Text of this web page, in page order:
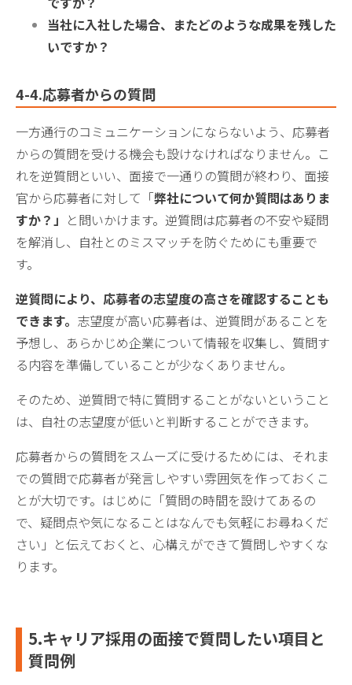
当社に入社した場合、またどのような成果を残した
いですか？
4-4.応募者からの質問
一方通行のコミュニケーションにならないよう、応募者
からの質問を受ける機会も設けなければなりません。こ
れを逆質問といい、面接で一通りの質問が終わり、面接
官から応募者に対して「弊社について何か質問はありま
すか？」 と問いかけます。逆質問は応募者の不安や疑問
を解消し、自社とのミスマッチを防ぐためにも重要で
す。
逆質問により、応募者の志望度の高さを確認することも
できます。 志望度が高い応募者は、逆質問があることを
予想し、あらかじめ企業について情報を収集し、質問す
る内容を準備していることが少なくありません。
そのため、逆質問で特に質問することがないということ
は、自社の志望度が低いと判断することができます。
応募者からの質問をスムーズに受けるためには、それま
での質問で応募者が発言しやすい雰囲気を作っておくこ
とが大切です。はじめに「質問の時間を設けてあるの
で、疑問点や気になることはなんでも気軽にお尋ねくだ
さい」と伝えておくと、心構えができて質問しやすくな
ります。
5.キャリア採用の面接で質問したい項目と
質問例